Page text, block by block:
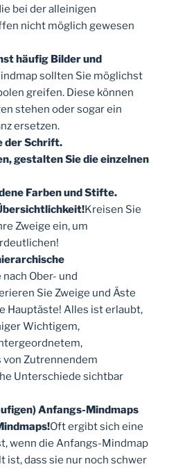
bei der alleinigen
nicht möglich gewesen
häufig Bilder und
sollten Sie möglichst
greifen. Diese können
stehen oder sogar ein
ersetzen.
der Schrift.
gestalten Sie die einzelnen
Farben und Stifte.
Kreisen Sie
Zweige ein, um
nach Ober- und
Sie Zweige und Äste
Hauptäste! Alles ist erlaubt,
Wichtigem,
Zutrennendem
Unterschiede sichtbar
Anfangs-Mindmaps
Oft ergibt sich eine
wenn die Anfangs-Mindmap
ist, dass sie nur noch schwer